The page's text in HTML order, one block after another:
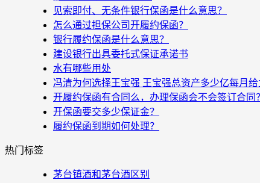
见索即付、无条件银行保函是什么意思？
怎么通过担保公司开履约保函？
银行履约保函是什么意思？
建设银行出具委托式保证承诺书
水有哪些用处
冯清为何选择王宝强 王宝强总资产多少亿每月
开履约保函有合同么，办理保函会不会签订合同？
开保函要交多少保证金？
履约保函到期如何处理？
热门标签
茅台镇酒和茅台酒区别